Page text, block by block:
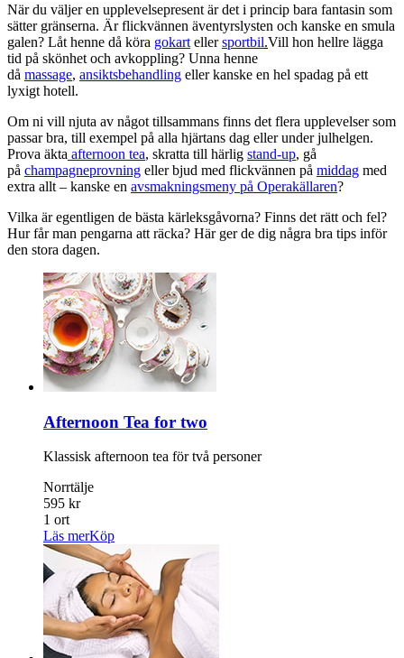
När du väljer en upplevelsepresent är det i princip bara fantasin som
sätter gränserna. Är flickvännen äventyrslysten och kanske en smula
galen? Låt henne då köra gokart ellersportbil.Vill hon hellre lägga
tid på skönhet och avkoppling? Unna henne
då massage, ansiktsbehandling eller kanske en hel spadag på ett
lyxigt hotell.
Om ni vill njuta av något tillsammans finns det flera upplevelser som
passar bra, till exempel på alla hjärtans dag eller under julhelgen.
Prova äkta afternoon tea, skratta till härlig stand-up, gå
på champagneprovning eller bjud med flickvännen på middag med
extra allt – kanske en avsmakningsmeny på Operakällaren?
Vilka är egentligen de bästa kärleksgåvorna? Finns det rätt och fel?
Hur får man pengarna att räcka? Här ger de dig några bra tips inför
den stora dagen.
Afternoon Tea for two
Klassisk afternoon tea för två personer
Norrtälje
595 kr
1 ort
Läs merKöp